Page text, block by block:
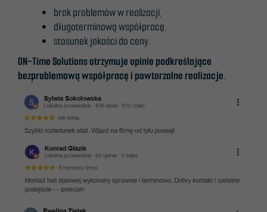
brak problemów w realizacji,
długoterminową współpracę,
stosunek jakości do ceny.
ON-Time Solutions otrzymuje opinie podkreślające
bezproblemową współpracę i powtarzalne realizacje.